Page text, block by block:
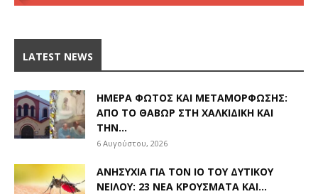
LATEST NEWS
ΗΜΈΡΑ ΦΩΤΌΣ ΚΑΙ ΜΕΤΑΜΌΡΦΩΣΗΣ:
ΑΠΌ ΤΟ ΘΑΒΏΡ ΣΤΗ ΧΑΛΚΙΔΙΚΉ ΚΑΙ
ΤΗΝ...
6 Αυγούστου, 2026
ΑΝΗΣΥΧΊΑ ΓΙΑ ΤΟΝ ΙΌ ΤΟΥ ΔΥΤΙΚΟΎ
ΝΕΊΛΟΥ: 23 ΝΈΑ ΚΡΟΎΣΜΑΤΑ ΚΑΙ...